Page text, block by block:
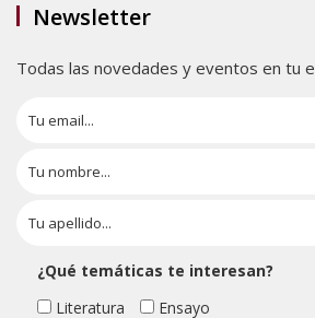
Newsletter
Todas las novedades y eventos en tu
¿Qué temáticas te interesan?
Literatura
Ensayo